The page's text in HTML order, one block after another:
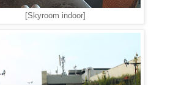
[Skyroom indoor]